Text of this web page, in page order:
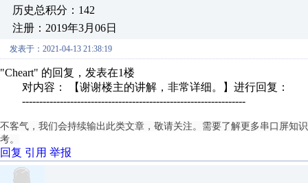
历史总积分：142
注册：2019年3月06日
发表于：2021-04-13 21:38:19
"Cheart" 的回复，发表在1楼
对内容： 【谢谢楼主的讲解，非常详细。】进行回复：
-----------------------------------------------------------------
不客气，我们会持续输出此类文章，敬请关注。需要了解更多串口屏知
考。
回复 引用 举报